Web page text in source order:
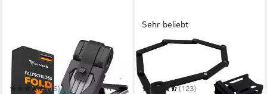
MIVELO
Faltschloss hohe Sicherheit,
Fahrradschloss mit Schlüssel
inkl. Halterung
(16)
Sehr beliebt
FISCHER FAHRRAD
Faltschloss Faltschloss
110cm XL mit Halter
(123)